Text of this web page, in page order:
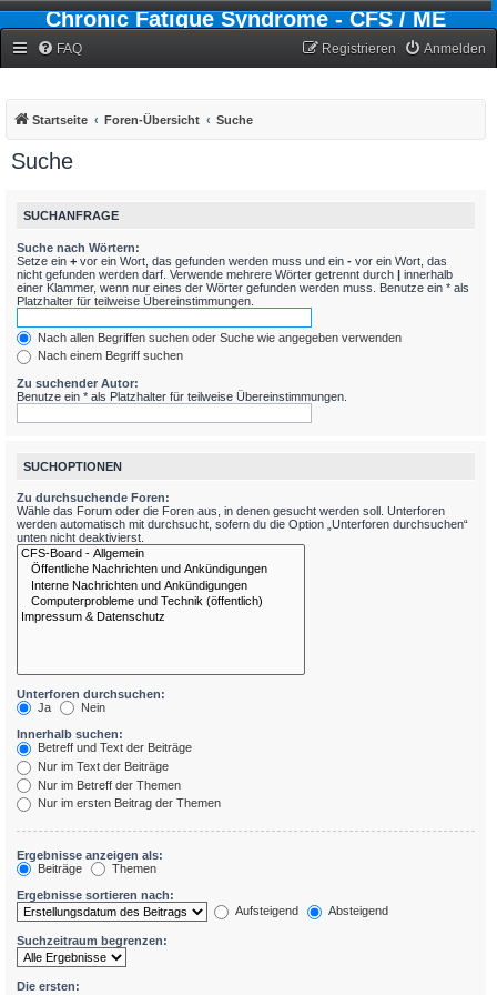
Chronic Fatigue Syndrome - CFS / ME
FAQ Anmelden
Registrieren
Startseite Foren-Übersicht Suche
Suche
SUCHANFRAGE
Suche nach Wörtern:
Setze ein + vor ein Wort, das gefunden werden muss und ein - vor ein Wort, das
nicht gefunden werden darf. Verwende mehrere Wörter getrennt durch | innerhalb
einer Klammer, wenn nur eines der Wörter gefunden werden muss. Benutze ein * als
Platzhalter für teilweise Übereinstimmungen.
Nach allen Begriffen suchen oder Suche wie angegeben verwenden
Nach einem Begriff suchen
Zu suchender Autor:
Benutze ein * als Platzhalter für teilweise Übereinstimmungen.
SUCHOPTIONEN
Zu durchsuchende Foren:
Wähle das Forum oder die Foren aus, in denen gesucht werden soll. Unterforen
werden automatisch mit durchsucht, sofern du die Option „Unterforen durchsuchen“
unten nicht deaktivierst.
Unterforen durchsuchen:
Ja
Nein
Innerhalb suchen:
Betreff und Text der Beiträge
Nur im Text der Beiträge
Nur im Betreff der Themen
Nur im ersten Beitrag der Themen
Ergebnisse anzeigen als:
Beiträge
Themen
Ergebnisse sortieren nach:
Aufsteigend
Absteigend
Suchzeitraum begrenzen:
Die ersten: